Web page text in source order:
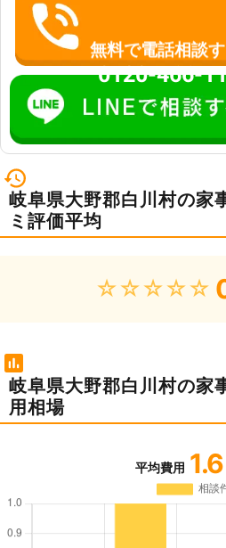
無料で電話相談
0120-466-
岐阜県大野郡白川村の家
ミ評価平均
★★★★★
岐阜県大野郡白川村の家
用相場
平均費用 1.6